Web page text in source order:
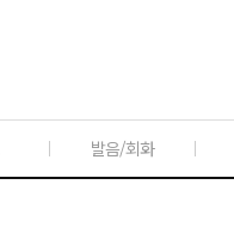
발음/회화